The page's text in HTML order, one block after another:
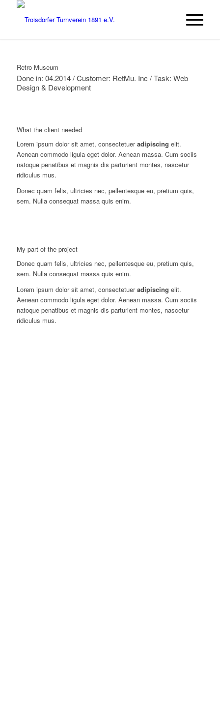
Retro Museum
Done in: 04.2014 / Customer: RetMu. Inc / Task: Web
Design & Development
What the client needed
Lorem ipsum dolor sit amet, consectetueradipiscing elit.
Aenean commodo ligula eget dolor. Aenean massa. Cum sociis
natoque penatibus et magnis dis parturient montes, nascetur
ridiculus mus.
Donec quam felis, ultricies nec, pellentesque eu, pretium quis,
sem. Nulla consequat massa quis enim.
My part of the project
Donec quam felis, ultricies nec, pellentesque eu, pretium quis,
sem. Nulla consequat massa quis enim.
Lorem ipsum dolor sit amet, consectetueradipiscing elit.
Aenean commodo ligula eget dolor. Aenean massa. Cum sociis
natoque penatibus et magnis dis parturient montes, nascetur
ridiculus mus.